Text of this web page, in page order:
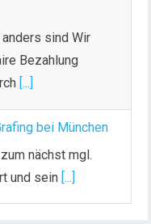
sind Wir
Bezahlung
[...]
bei München
nächst mgl.
und sein [...]